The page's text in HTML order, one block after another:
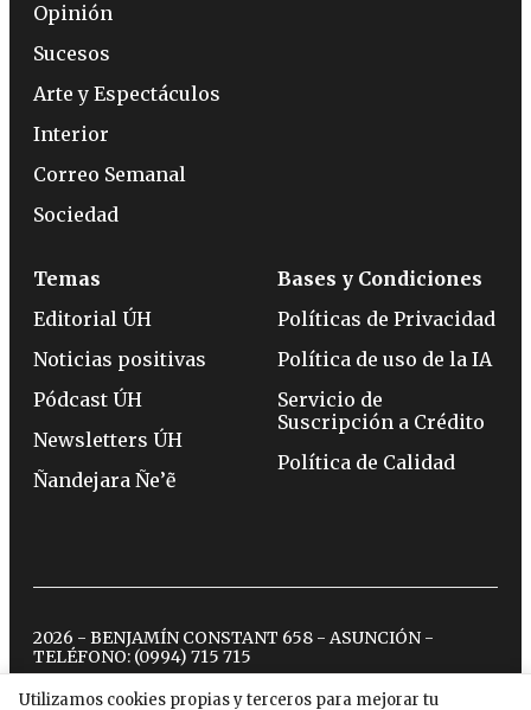
Utilizamos cookies propias y terceros para mejorar tu
Opinión
Sucesos
Arte y Espectáculos
Interior
Correo Semanal
Sociedad
Temas
Editorial ÚH
Noticias positivas
Pódcast ÚH
Newsletters ÚH
Ñandejara Ñe’ẽ
Bases y Condiciones
Políticas de Privacidad
Política de uso de la IA
Servicio de
Suscripción a Crédito
Política de Calidad
2026 - BENJAMÍN CONSTANT 658 - ASUNCIÓN -
TELÉFONO: (0994) 715 715